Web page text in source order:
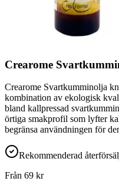
Crearome
Crearome Svartkumminolja
kombination av ekologisk
bland kallpressad
örtiga smakprofil som lyfter
begränsa användningen för
Rekommenderad
Från 69 kr